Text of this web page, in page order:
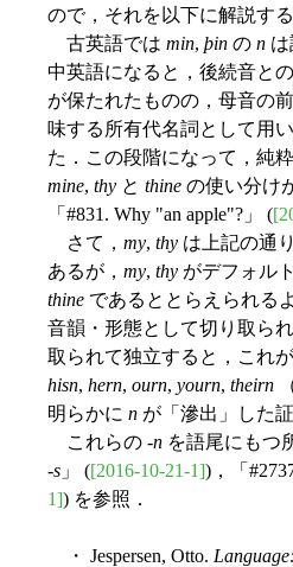
ので，それを以下に解説する
古英語では min, þin の n
中英語になると，後続音と
が保たれたものの，母音の
味する所有代名詞として用
た．この段階になって，純
mine, thy と thine の使い分け
「#831. Why "an apple"?」 (
さて， my, thy は上記の通
あるが， my, thy がデフォル
thine であるととらえられる
音韻・形態として切り取ら
取られて独立すると，これ
hisn, hern, ourn, yourn, theirn
明らかに n が「滲出」した
これらの -n を語尾にもつ
-s 」 ([2016-10-21-1])，「
1]) を参照．
・ Jespersen, Otto.